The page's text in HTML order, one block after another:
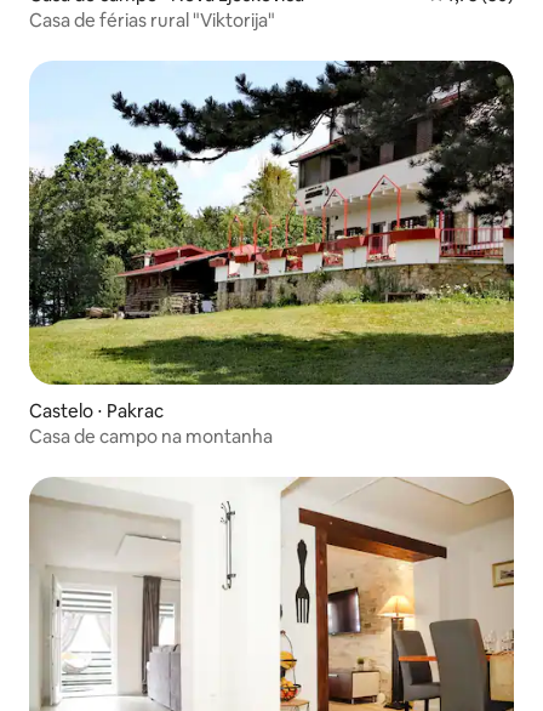
Casa de férias rural "Viktorija"
Castelo ⋅ Pakrac
Casa de campo na montanha